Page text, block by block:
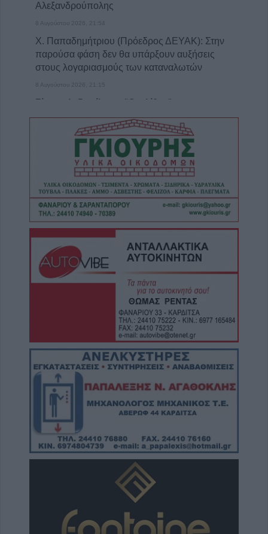
Αλεξανδρούπολης
8 Αυγούστου 2026, 21:54
Χ. Παπαδημήτριου (Πρόεδρος ΔΕΥΑΚ): Στην
παρούσα φάση δεν θα υπάρξουν αυξήσεις
στους λογαριασμούς των καταναλωτών
8 Αυγούστου 2026, 21:15
Σίσκος Α. Βασίλειος: "Οι ηλίθιοι"
8 Αυγούστου 2026, 20:55
Πάρος: Νεκρό 4χρονο παιδί σε πισίνα beach
8 Αυγούστου 2026, 19:35
Υπεγράφη η σύμβαση για την «Αναβάθμιση
υποδομών κεντρικής δομής του Μουσείου
Πόλης»
8 Αυγούστου 2026, 19:33
Την Κυριακή 9 Αυγούστου η κηδεία του
Κωνσταντίνου Βογιατζή
8 Αυγούστου 2026, 19:28
Την Δευτέρα 10 Αυγούστου η κηδεία του
Κωνσταντίνου Πλεξίδα
Την Κυριακή 9 Αυγούστου η κηδεία της
Θωμαΐτσας Τσιούκα
8 Αυγούστου 2026, 17:42
Μετώπη: Χωρίς τις αισθήσεις του
ανασύρθηκε από την θάλασσα 43χρονος
8 Αυγούστου 2026, 17:14
Σε αναζήτηση λύσης για το χρόνιο
πρόβλημα των ανεπιτήρητων βοοειδών σε
κοινότητες του Δήμου Παλαμά
Ακυρώθηκε απόφαση του Περιφερειάρχη
Θεσσαλίας Δημ. Κουρέτα για το θαλάσσιο
σκι στη λίμνη Σμοκόβου